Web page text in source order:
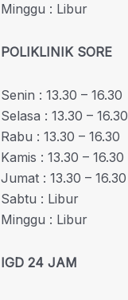
Minggu : Libur
POLIKLINIK SORE
Senin : 13.30 – 16.30
Selasa : 13.30 – 16.30
Rabu : 13.30 – 16.30
Kamis : 13.30 – 16.30
Jumat : 13.30 – 16.30
Sabtu : Libur
Minggu : Libur
IGD 24 JAM